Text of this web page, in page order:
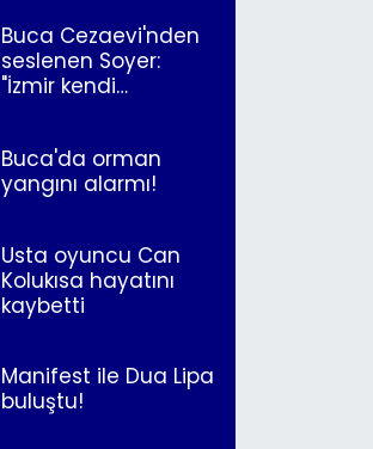
Buca Cezaevi'nden
seslenen Soyer:
"İzmir kendi
Buca'da orman
yangını alarmı!
Usta oyuncu Can
Kolukısa hayatını
kaybetti
Manifest ile Dua Lipa
buluştu!